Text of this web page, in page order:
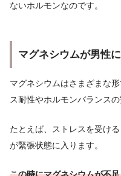
ないホルモンなのです。
マグネシウムが男性
マグネシウムはさまざまな
ス耐性やホルモンバランス
たとえば、ストレスを受け
が緊張状態に入ります。